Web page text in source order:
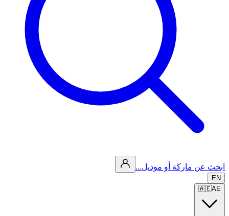
ابحث عن ماركة أو موديل...
EN
🇦🇪AE